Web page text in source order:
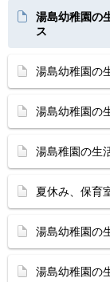
湯島幼稚園
ス
湯島幼稚園
湯島幼稚園
湯島稚園の
夏休み、保育
湯島幼稚園
湯島幼稚園